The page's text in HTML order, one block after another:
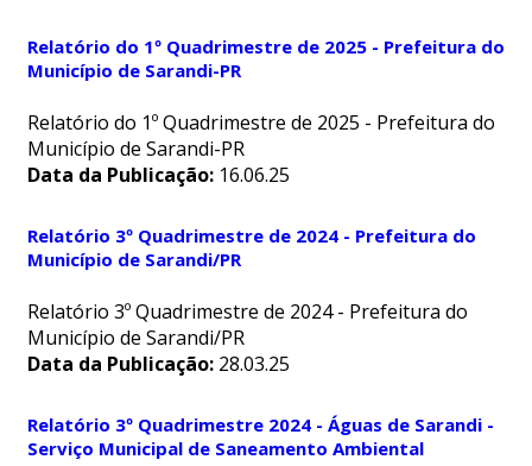
Relatório do 1º Quadrimestre de 2025 - Prefeitura do
Município de Sarandi-PR
Relatório do 1º Quadrimestre de 2025 - Prefeitura do
Município de Sarandi-PR
Data da Publicação: 16.06.25
Relatório 3º Quadrimestre de 2024 - Prefeitura do
Município de Sarandi/PR
Relatório 3º Quadrimestre de 2024 - Prefeitura do
Município de Sarandi/PR
Data da Publicação: 28.03.25
Relatório 3º Quadrimestre 2024 - Águas de Sarandi -
Serviço Municipal de Saneamento Ambiental